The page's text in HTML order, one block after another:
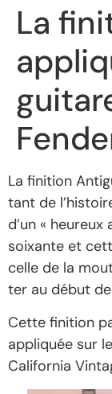
La
La fini­tion
tant de
d’un «
soixante et
celle de la
ter au début
Cette fini­tion
appliquée sur
Cali­for­nia